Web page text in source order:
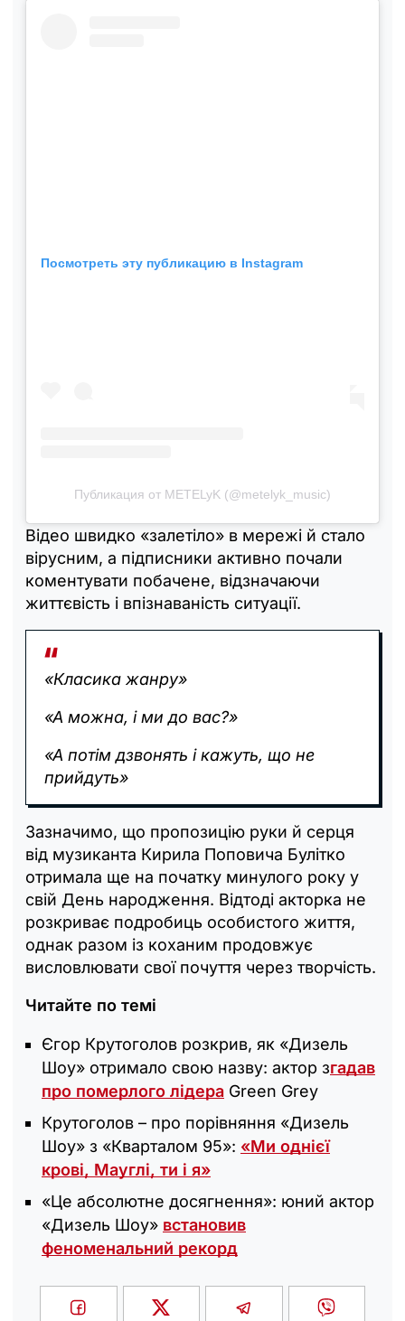
Посмотреть эту публикацию в Instagram
Публикация от METELyK (@metelyk_music)
Відео швидко «залетіло» в мережі й стало
вірусним, а підписники активно почали
коментувати побачене, відзначаючи
життєвість і впізнаваність ситуації.
«Класика жанру»
«А можна, і ми до вас?»
«А потім дзвонять і кажуть, що не
прийдуть»
Зазначимо, що пропозицію руки й серця
від музиканта Кирила Поповича Булітко
отримала ще на початку минулого року у
свій День народження. Відтоді акторка не
розкриває подробиць особистого життя,
однак разом із коханим продовжує
висловлювати свої почуття через творчість.
Читайте по темі
Єгор Крутоголов розкрив, як «‎Дизель
Шоу» отримало свою назву: актор згадав
про померлого лідера Green Grey
Крутоголов – про порівняння «Дизель
Шоу» з «Кварталом 95»: «Ми однієї
крові, Мауглі, ти і я‎»
«Це абсолютне досягнення»: юний актор
«Дизель Шоу» встановив
феноменальний рекорд